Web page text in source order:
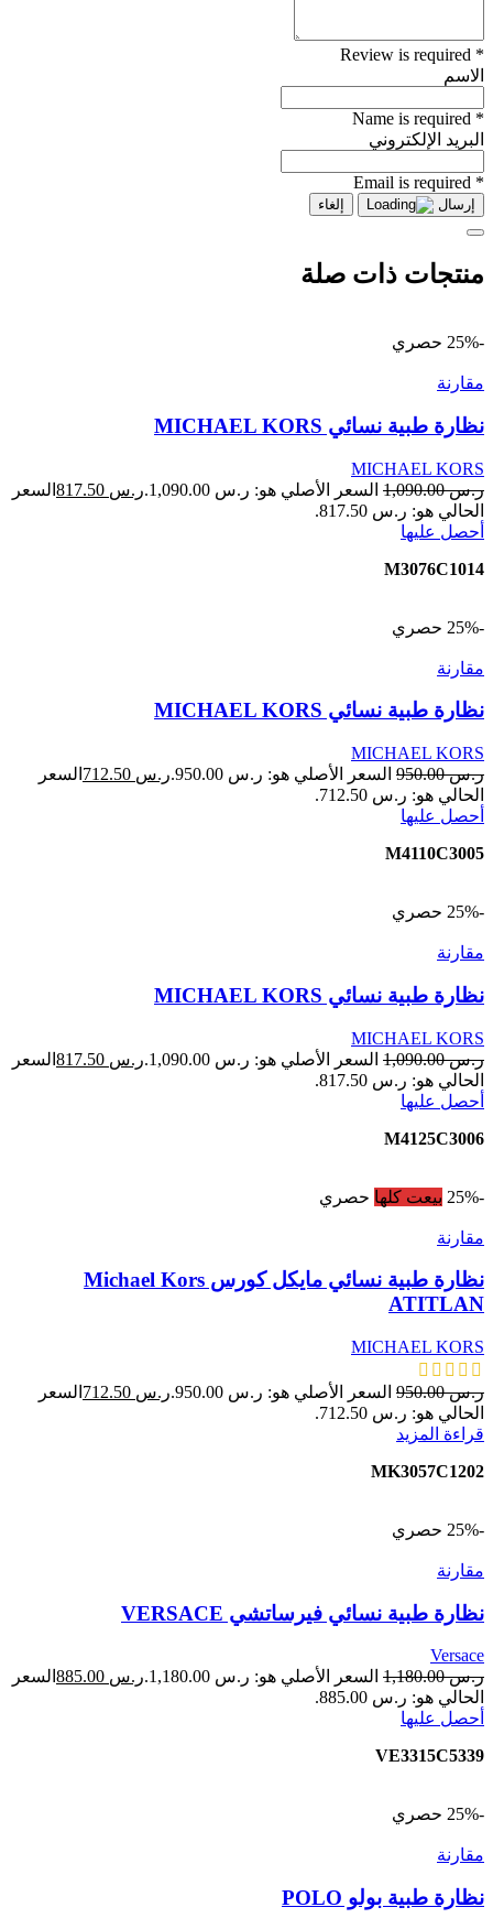
* Review is required
الاسم
* Name is required
البريد الإلكتروني
* Email is required
إرسال إلغاء
منتجات ذات صلة
-25% حصري
مقارنة
نظارة طبية نسائي MICHAEL KORS
MICHAEL KORS
ر.س1,090.00 السعر الأصلي هو: ر.س 1,090.00. ر.س
السعر
الحالي هو: ر.س 817.50.
أحصل عليها
M3076C1014
-25% حصري
مقارنة
نظارة طبية نسائي MICHAEL KORS
MICHAEL KORS
ر.س950.00 السعر الأصلي هو: ر.س 950.00. ر.س
السعر
الحالي هو: ر.س 712.50.
أحصل عليها
M4110C3005
-25% حصري
مقارنة
نظارة طبية نسائي MICHAEL KORS
MICHAEL KORS
ر.س1,090.00 السعر الأصلي هو: ر.س 1,090.00. ر.س
السعر
الحالي هو: ر.س 817.50.
أحصل عليها
M4125C3006
-25% بيعت كلها حصري
مقارنة
نظارة طبية نسائي مايكل كورس Michael Kors
ATITLAN
MICHAEL KORS
ر.س950.00 السعر الأصلي هو: ر.س 950.00. ر.س
السعر
الحالي هو: ر.س 712.50.
قراءة المزيد
MK3057C1202
-25% حصري
مقارنة
نظارة طبية نسائي فيرساتشي VERSACE
Versace
ر.س1,180.00 السعر الأصلي هو: ر.س 1,180.00. ر.س
السعر
الحالي هو: ر.س 885.00.
أحصل عليها
VE3315C5339
-25% حصري
مقارنة
نظارة طبية بولو POLO